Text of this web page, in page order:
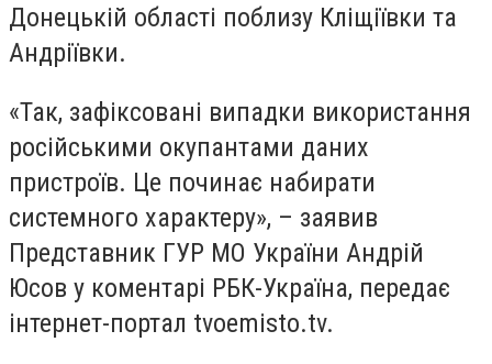
Донецькій області поблизу Кліщіївки та
Андріївки.
«Так, зафіксовані випадки використання
російськими окупантами даних
пристроїв. Це починає набирати
системного характеру», – заявив
Представник ГУР МО України Андрій
Юсов у коментарі РБК-Україна, передає
інтернет-портал tvoemisto.tv.